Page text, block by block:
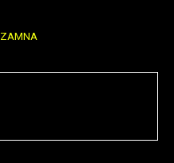
ZAMNA